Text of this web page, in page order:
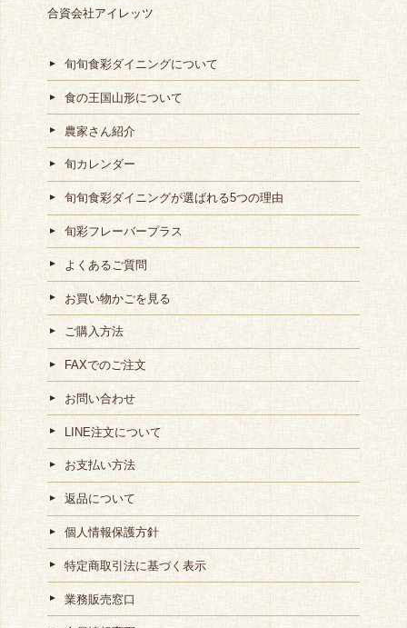
合資会社アイレッツ
旬旬食彩ダイニングについて
食の王国山形について
農家さん紹介
旬カレンダー
旬旬食彩ダイニングが選ばれる5つの理由
旬彩フレーバープラス
よくあるご質問
お買い物かごを見る
ご購入方法
FAXでのご注文
お問い合わせ
LINE注文について
お支払い方法
返品について
個人情報保護方針
特定商取引法に基づく表示
業務販売窓口